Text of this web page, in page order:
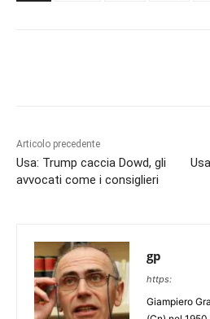
Articolo precedente
Usa: Trump caccia Dowd, gli
avvocati come i consiglieri
gp
https:
Giampiero